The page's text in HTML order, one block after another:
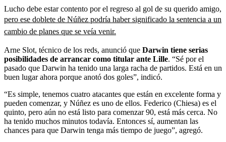
Lucho debe estar contento por el regreso al gol de su querido amigo,
pero ese doblete de Núñez podría haber significado la sentencia a un
cambio de planes que se veía venir.
Arne Slot, técnico de los reds, anunció que Darwin tiene serias
posibilidades de arrancar como titular ante Lille. “Sé por el
pasado que Darwin ha tenido una larga racha de partidos. Está en un
buen lugar ahora porque anotó dos goles”, indicó.
“Es simple, tenemos cuatro atacantes que están en excelente forma y
pueden comenzar, y Núñez es uno de ellos. Federico (Chiesa) es el
quinto, pero aún no está listo para comenzar 90, está más cerca. No
ha tenido muchos minutos todavía. Entonces sí, aumentan las
chances para que Darwin tenga más tiempo de juego”, agregó.